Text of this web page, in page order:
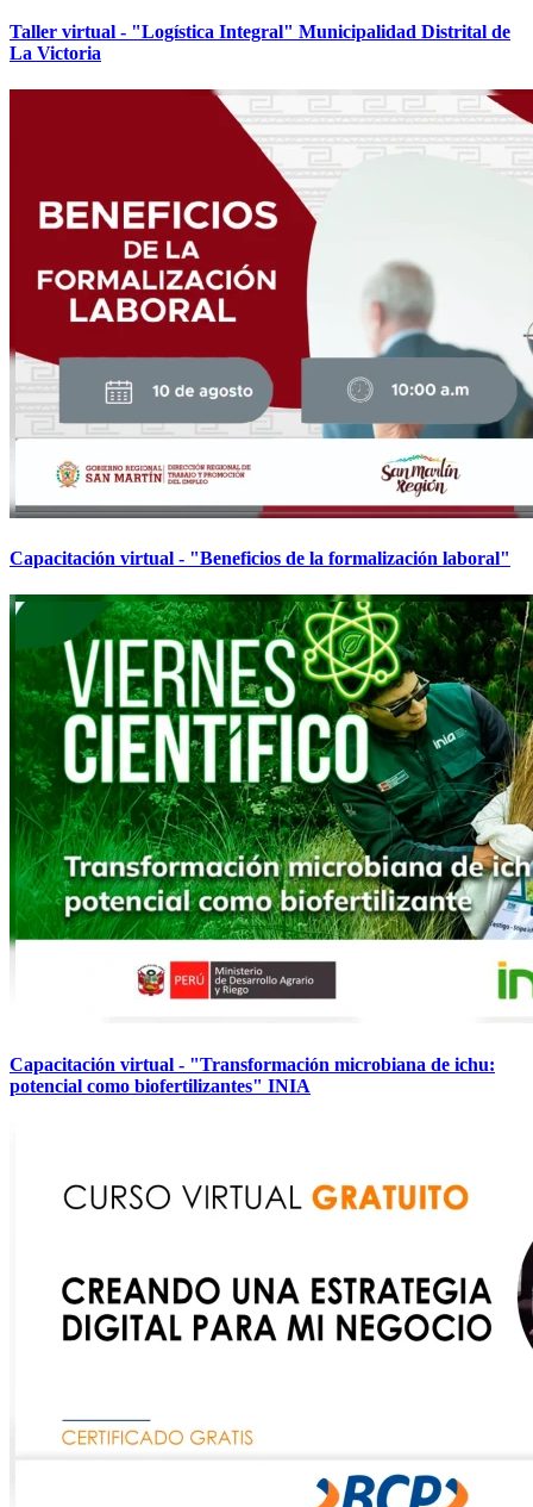
Taller virtual - "Logística Integral" Municipalidad Distrital de
La Victoria
Capacitación virtual - "Beneficios de la formalización laboral"
Capacitación virtual - "Transformación microbiana de ichu:
potencial como biofertilizantes" INIA